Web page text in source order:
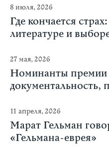
8 июля, 2026
Где кончается
литературе и
27 мая, 2026
Номинанты премии
документальность,
11 апреля, 2026
Марат Гельман
«Гельмана-еврея»